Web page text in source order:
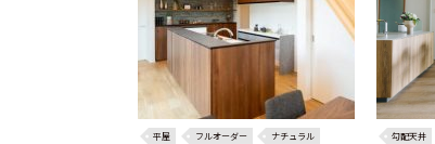
平屋 フルオーダー
ナチュラル
勾配天井